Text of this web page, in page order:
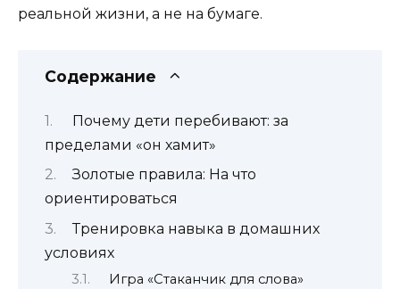
реальной жизни, а не на бумаге.
Содержание
Почему дети перебивают: за
пределами «он хамит»
Золотые правила: На что
ориентироваться
Тренировка навыка в домашних
условиях
Игра «Стаканчик для слова»